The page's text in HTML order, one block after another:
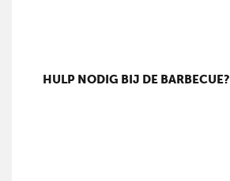
HULP NODIG BIJ DE BARBECUE?